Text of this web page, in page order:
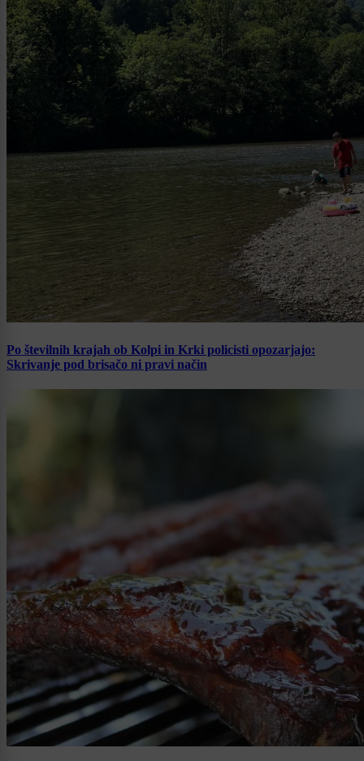
Po številnih krajah ob Kolpi in Krki policisti opozarjajo:
Skrivanje pod brisačo ni pravi način